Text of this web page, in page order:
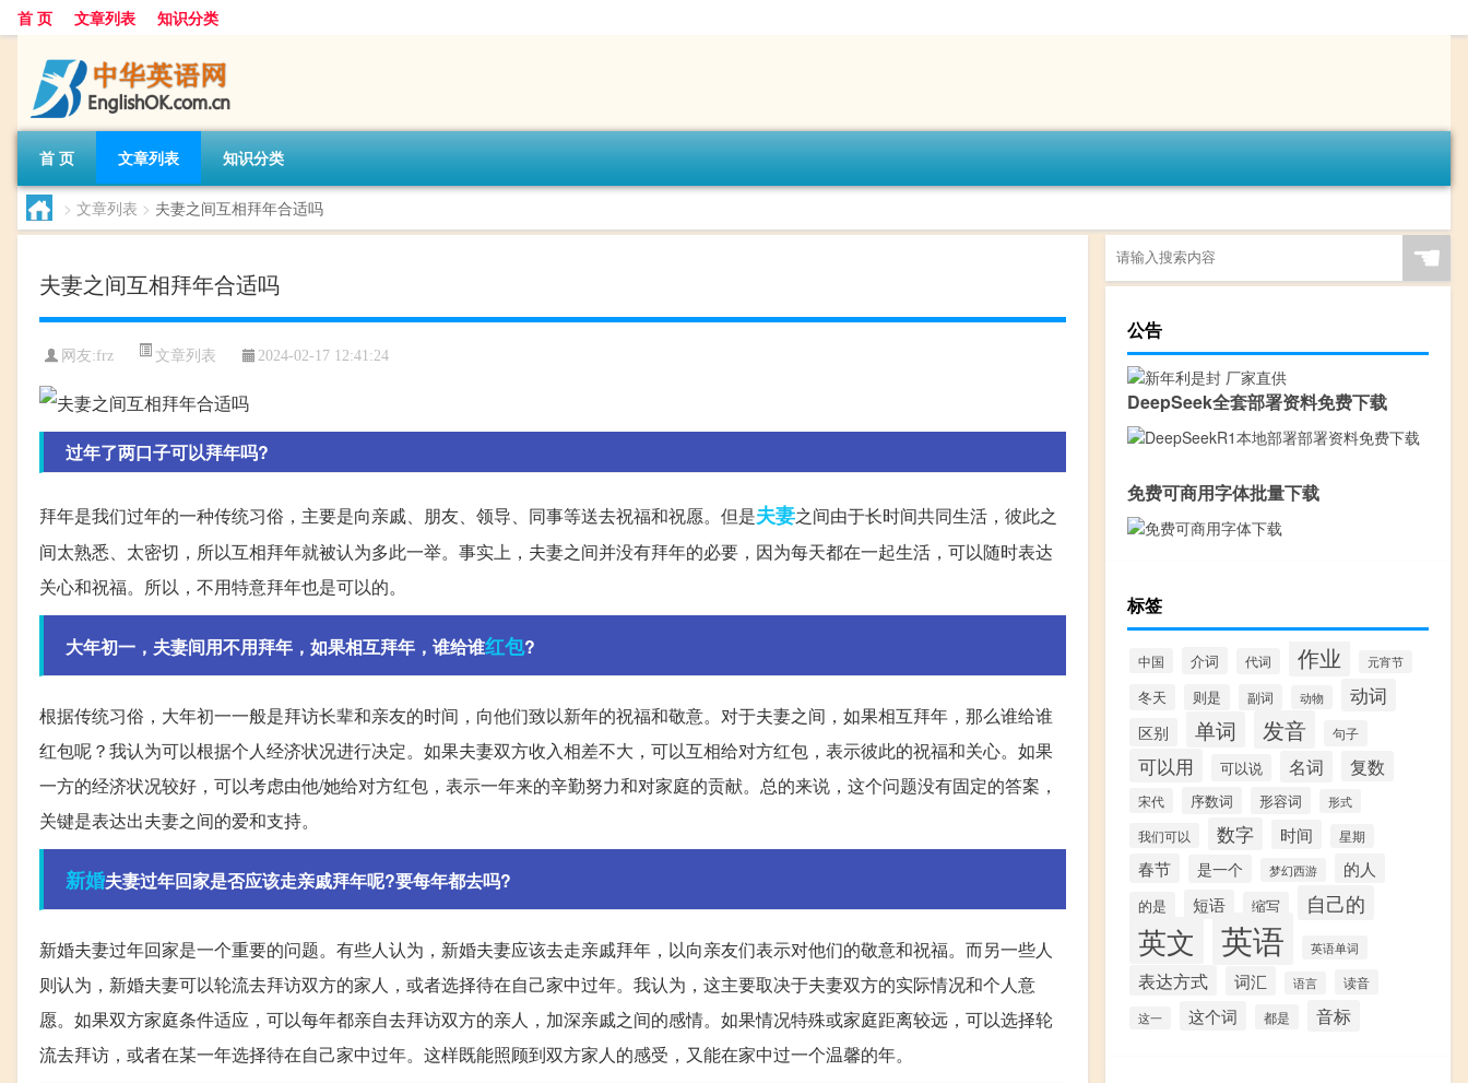
首 页 文章列表 知识分类
首 页 文章列表 知识分类
> 文章列表 > 夫妻之间互相拜年合适吗
夫妻之间互相拜年合适吗
网友:frz 文章列表 2024-02-17 12:41:24
过年了两口子可以拜年吗?
拜年是我们过年的一种传统习俗，主要是向亲戚、朋友、领导、同事等送去祝福和祝愿。但是夫妻之间由于长时间共同生活，彼此之
间太熟悉、太密切，所以互相拜年就被认为多此一举。事实上，夫妻之间并没有拜年的必要，因为每天都在一起生活，可以随时表达
关心和祝福。所以，不用特意拜年也是可以的。
大年初一，夫妻间用不用拜年，如果相互拜年，谁给谁红包?
根据传统习俗，大年初一一般是拜访长辈和亲友的时间，向他们致以新年的祝福和敬意。对于夫妻之间，如果相互拜年，那么谁给谁
红包呢？我认为可以根据个人经济状况进行决定。如果夫妻双方收入相差不大，可以互相给对方红包，表示彼此的祝福和关心。如果
一方的经济状况较好，可以考虑由他/她给对方红包，表示一年来的辛勤努力和对家庭的贡献。总的来说，这个问题没有固定的答案，
关键是表达出夫妻之间的爱和支持。
新婚夫妻过年回家是否应该走亲戚拜年呢?要每年都去吗?
新婚夫妻过年回家是一个重要的问题。有些人认为，新婚夫妻应该去走亲戚拜年，以向亲友们表示对他们的敬意和祝福。而另一些人
则认为，新婚夫妻可以轮流去拜访双方的家人，或者选择待在自己家中过年。我认为，这主要取决于夫妻双方的实际情况和个人意
愿。如果双方家庭条件适应，可以每年都亲自去拜访双方的亲人，加深亲戚之间的感情。如果情况特殊或家庭距离较远，可以选择轮
流去拜访，或者在某一年选择待在自己家中过年。这样既能照顾到双方家人的感受，又能在家中过一个温馨的年。
☚
公告
DeepSeek全套部署资料免费下载
免费可商用字体批量下载
标签
中国 介词 代词 作业 元宵节
冬天 则是 副词 动物 动词
区别 单词 发音 句子
可以用 可以说 名词 复数
宋代 序数词 形容词 形式
我们可以 数字 时间 星期
春节 是一个 梦幻西游 的人
的是 短语 缩写 自己的
英文 英语 英语单词
表达方式 词汇 语言 读音
这一 这个词 都是 音标